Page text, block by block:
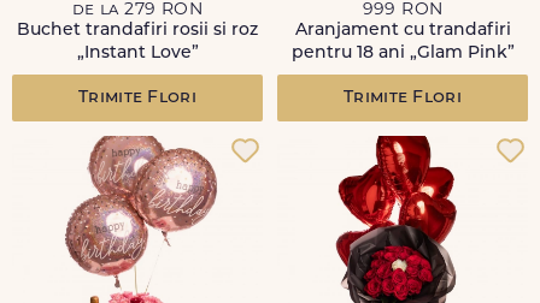
de la 279 RON
Buchet trandafiri rosii si roz
„Instant Love”
Trimite Flori
999 RON
Aranjament cu trandafiri
pentru 18 ani „Glam Pink”
Trimite Flori